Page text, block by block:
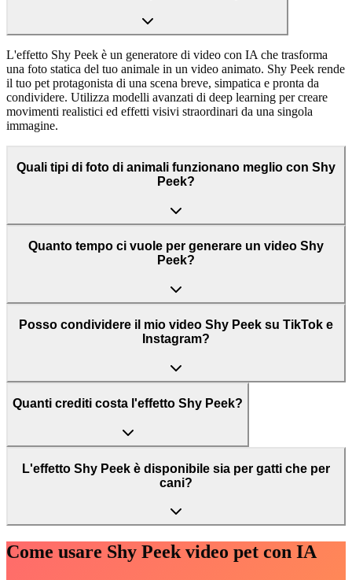
L'effetto Shy Peek è un generatore di video con IA che trasforma
una foto statica del tuo animale in un video animato. Shy Peek rende
il tuo pet protagonista di una scena breve, simpatica e pronta da
condividere. Utilizza modelli avanzati di deep learning per creare
movimenti realistici ed effetti visivi straordinari da una singola
immagine.
Quali tipi di foto di animali funzionano meglio con Shy
Peek?
Quanto tempo ci vuole per generare un video Shy
Peek?
Posso condividere il mio video Shy Peek su TikTok e
Instagram?
Quanti crediti costa l'effetto Shy Peek?
L'effetto Shy Peek è disponibile sia per gatti che per
cani?
Come usare Shy Peek video pet con IA